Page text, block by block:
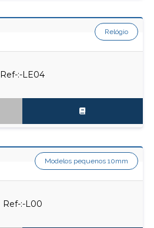
Ref-:-LE04
Relógio
Ref-:-L00
Modelos pequenos 10mm